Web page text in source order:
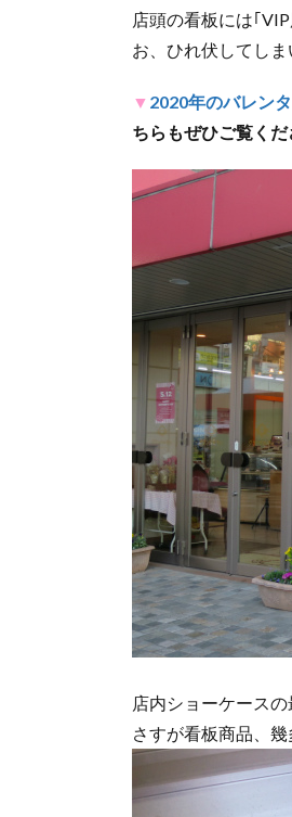
店頭の看板には｢
お、ひれ伏してしま
▼ 2020年のバレン
ちらもぜひご覧くだ
店内ショーケース
さすが看板商品、幾